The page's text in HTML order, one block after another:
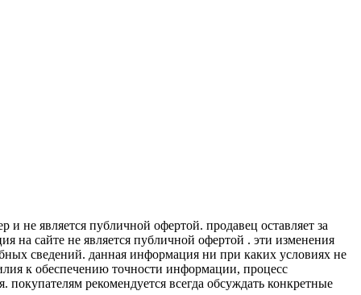
не является публичной офертой. продавец оставляет за
на сайте не является публичной офертой . эти изменения
сведений. данная информация ни при каких условиях не
к обеспечению точности информации, процесс
рекомендуется всегда обсуждать конкретные